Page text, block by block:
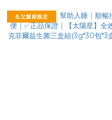
💪父親節限定